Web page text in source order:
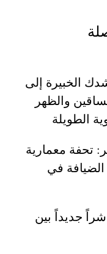
الخبيرة إلى
والظهر
الطويلة
تحفة معمارية
في
جديداً بين